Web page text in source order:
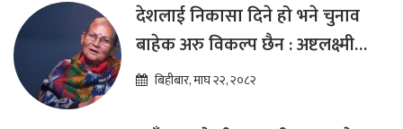
देशलाई निकासा दिने हो भने चुनाव
बाहेक अरु विकल्प छैन : अष्टलक्ष्मी
शाक्यबिहीबार, माघ २२, २०८२